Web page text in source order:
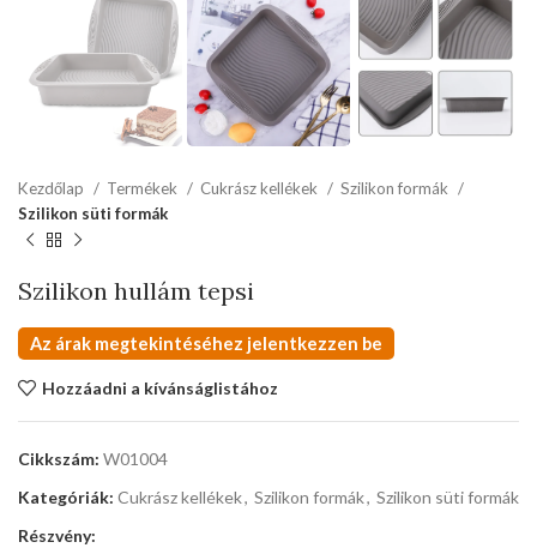
Kezdőlap Termékek Cukrász kellékek
Szilikon formák
Szilikon süti formák
Szilikon hullám tepsi
Az árak megtekintéséhez jelentkezzen be
Hozzáadni a kívánságlistához
Cikkszám: W01004
Kategóriák: Cukrász kellékek, Szilikon formák, Szilikon süti formák
Részvény: